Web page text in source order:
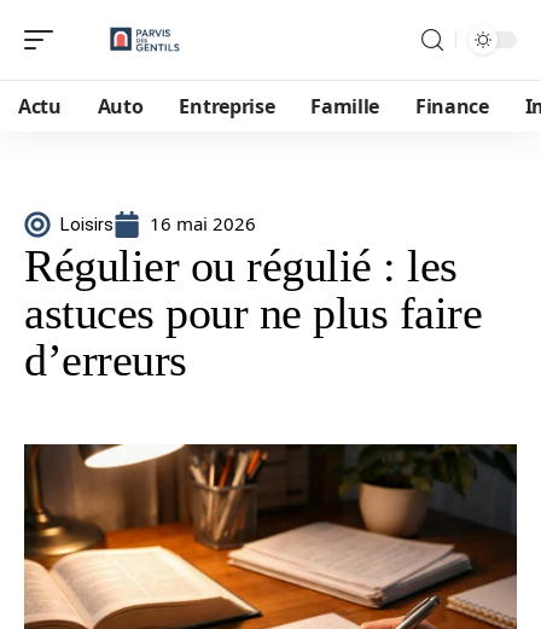
Actu Auto Entreprise Famille Finance
Loisirs 16 mai 2026
Régulier ou régulié : les
astuces pour ne plus faire
d’erreurs